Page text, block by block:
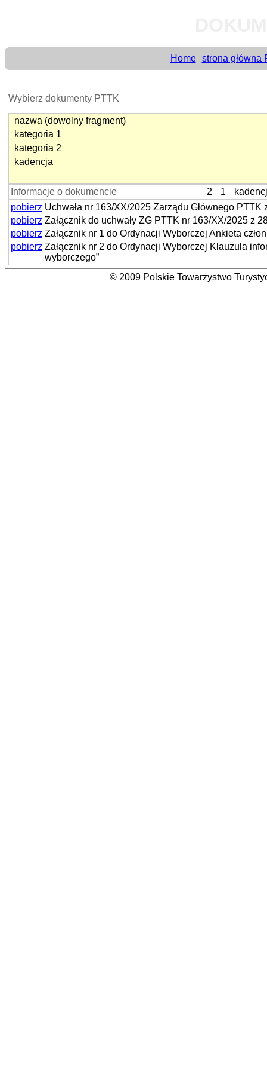
Home strona główna
Wybierz dokumenty PTTK
nazwa (dowolny fragment)
kategoria 1
kategoria 2
kadencja
Informacje o dokumencie 2 1
pobierz Uchwała nr 163/XX/2025 Zarządu Głównego
pobierz Załącznik do uchwały ZG PTTK nr 163/XX/2025 z
pobierz Załącznik nr 1 do Ordynacji Wyborczej Ankieta
pobierz Załącznik nr 2 do Ordynacji Wyborczej Klauzula
wyborczego”
© 2009 Polskie Towarzystwo